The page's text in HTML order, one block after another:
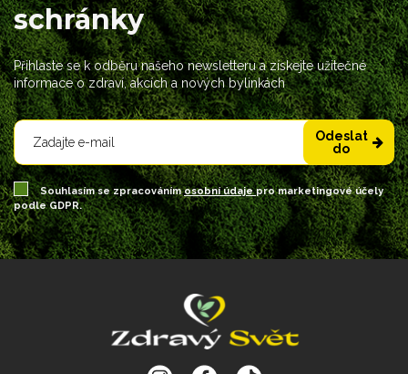
schránky
Přihlaste se k odběru našeho newsletteru a získejte užitečné
informace o zdraví, akcích a nových bylinkách
Odeslat
do
Souhlasím se zpracovánímosobní údajepro marketingové účely
podle GDPR.